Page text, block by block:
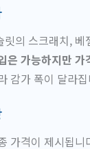
릿의 스크래치,
은 가능하지만 가
감가 폭이 달라
가격이 제시됩